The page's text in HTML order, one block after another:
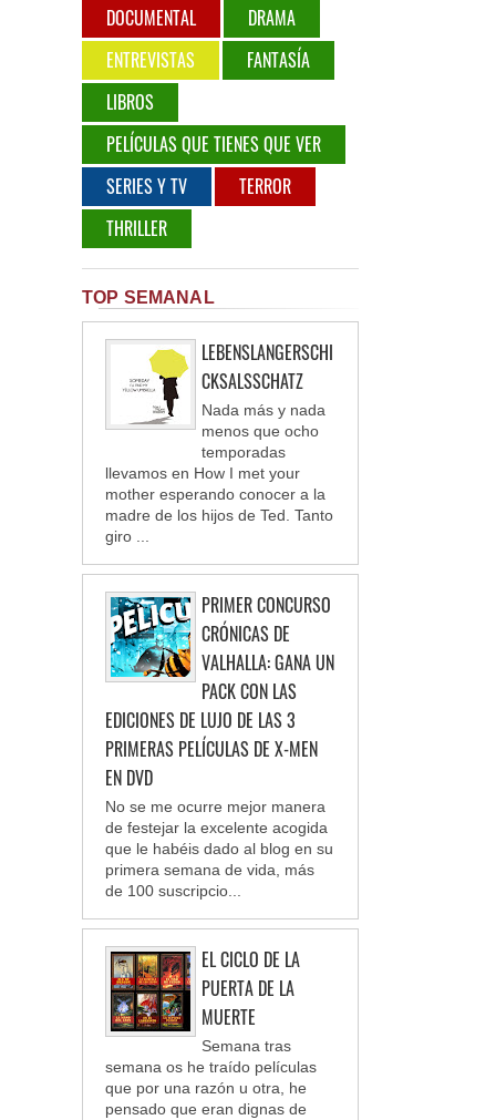
DOCUMENTAL
DRAMA
ENTREVISTAS
FANTASÍA
LIBROS
PELÍCULAS QUE TIENES QUE VER
SERIES Y TV
TERROR
THRILLER
TOP SEMANAL
LEBENSLANGERSCHI
CKSALSSCHATZ
Nada más y nada
menos que ocho
temporadas
llevamos en How I met your
mother esperando conocer a la
madre de los hijos de Ted. Tanto
giro ...
PRIMER CONCURSO
CRÓNICAS DE
VALHALLA: GANA UN
PACK CON LAS
EDICIONES DE LUJO DE LAS 3
PRIMERAS PELÍCULAS DE X-MEN
EN DVD
No se me ocurre mejor manera
de festejar la excelente acogida
que le habéis dado al blog en su
primera semana de vida, más
de 100 suscripcio...
EL CICLO DE LA
PUERTA DE LA
MUERTE
Semana tras
semana os he traído películas
que por una razón u otra, he
pensado que eran dignas de